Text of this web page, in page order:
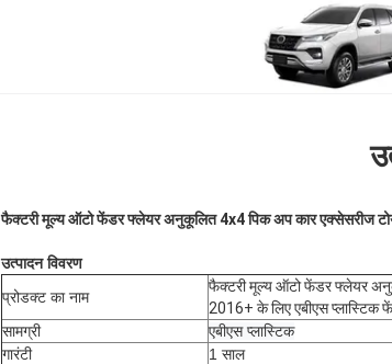
फैक्टरी मूल्य ऑटो फेंडर फ्लेयर अनुकूलित 4x4 पिक अप कार एक्सेसरीज
उत्पादन विवरण
प्रोडक्ट का नाम
फैक्टरी मूल्य ऑटो फेंडर फ्लेयर
2016+ के लिए एबीएस प्लास्टिक
सामग्री
एबीएस प्लास्टिक
गारंटी
1 साल